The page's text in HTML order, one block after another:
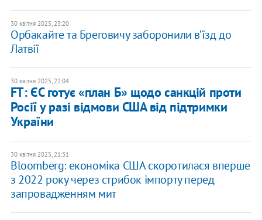
30 квітня 2025, 23:20
Орбакайте та Бреговичу заборонили в’їзд до
Латвії
30 квітня 2025, 22:04
FT: ЄС готує «план Б» щодо санкцій проти
Росії у разі відмови США від підтримки
України
30 квітня 2025, 21:31
Bloomberg: економіка США скоротилася вперше
з 2022 року через стрибок імпорту перед
запровадженням мит